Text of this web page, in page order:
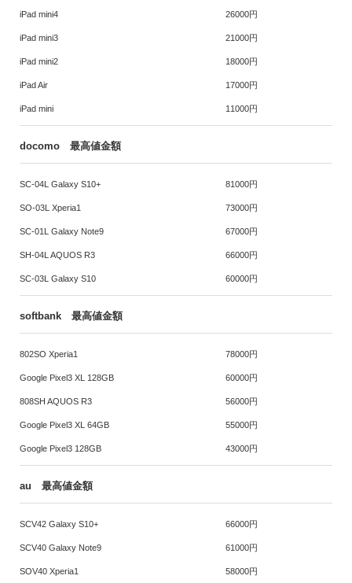
iPad mini4
iPad mini3
iPad mini2
iPad Air
iPad mini
26000円
21000円
18000円
17000円
11000円
docomo 最高値金額
SC-04L Galaxy S10+
SO-03L Xperia1
SC-01L Galaxy Note9
SH-04L AQUOS R3
SC-03L Galaxy S10
81000円
73000円
67000円
66000円
60000円
softbank 最高値金額
802SO Xperia1
Google Pixel3 XL 128GB
808SH AQUOS R3
Google Pixel3 XL 64GB
Google Pixel3 128GB
78000円
60000円
56000円
55000円
43000円
au 最高値金額
SCV42 Galaxy S10+
SCV40 Galaxy Note9
SOV40 Xperia1
66000円
61000円
58000円